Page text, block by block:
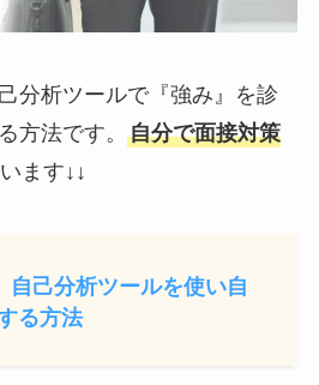
分析ツールで『強み』を診
方法です。 自分で面接対策
ます↓↓
自己分析ツールを使い自
る方法